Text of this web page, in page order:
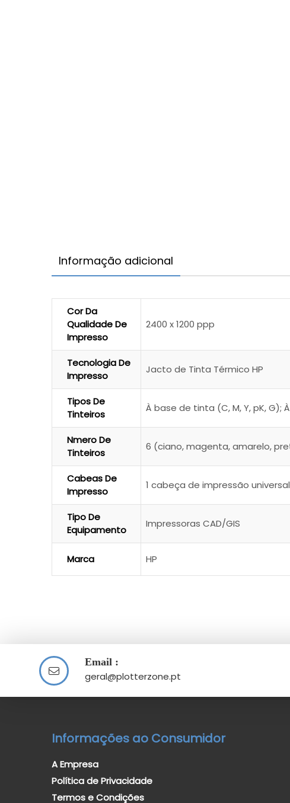
Informação adicional
Cor Da
Qualidade De
Impresso
2400 x 1200 ppp
Tecnologia De
Impresso
Jacto de Tinta Térmico HP
Tipos De
Tinteiros
À base de tinta (C, M, Y, pK,
Nmero De
Tinteiros
6 (ciano, magenta, amarelo,
Cabeas De
Impresso
1 cabeça de impressão universal
Tipo De
Equipamento
Impressoras CAD/GIS
Marca HP
Email :
geral@plotterzone.pt
Informações ao Consumidor
A Empresa
Política de Privacidade
Termos e Condições